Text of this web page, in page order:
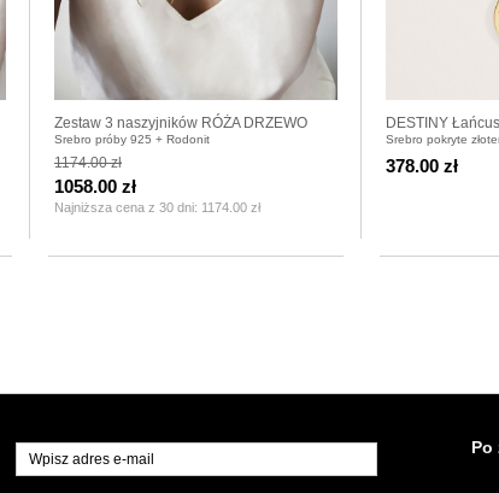
Zestaw 3 naszyjników RÓŻA DRZEWO
WONDER
Srebro próby 925 + Rodonit
1174.00 zł
Najniższa cena z 30 dni: 1174.00 zł
1058.00 zł
DESTINY
grawerem
Srebro pokryte
378.00 zł
Po